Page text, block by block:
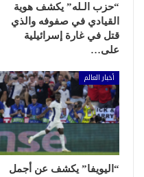
“حزب الـله” يكشف هوية
القيادي في صفوفه والذي
قتل في غارة إسرائيلية
على…
أخبار العالم
“اليويفا” يكشف عن أجمل